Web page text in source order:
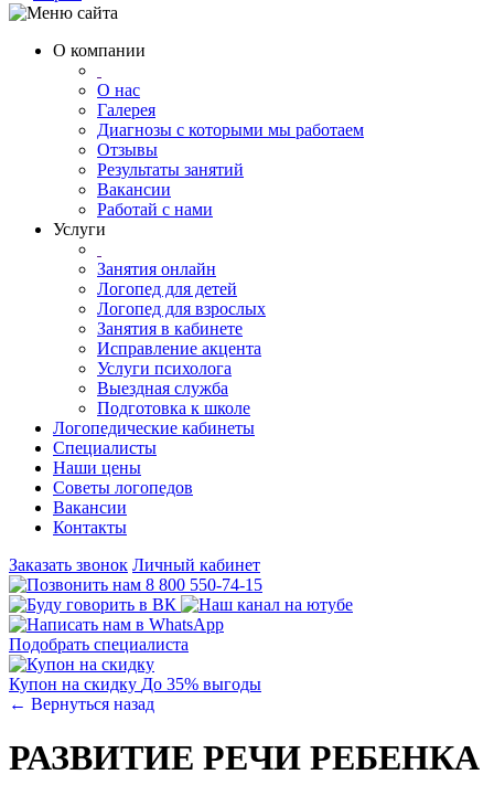
О компании
О нас
Галерея
Диагнозы с которыми мы работаем
Отзывы
Результаты занятий
Вакансии
Работай с нами
Услуги
Занятия онлайн
Логопед для детей
Логопед для взрослых
Занятия в кабинете
Исправление акцента
Услуги психолога
Выездная служба
Подготовка к школе
Логопедические кабинеты
Специалисты
Наши цены
Советы логопедов
Вакансии
Контакты
Заказать звонок Личный кабинет
8 800 550-74-15
Подобрать специалиста
Купон на скидку До 35% выгоды
← Вернуться назад
РАЗВИТИЕ РЕЧИ РЕБЕНКА